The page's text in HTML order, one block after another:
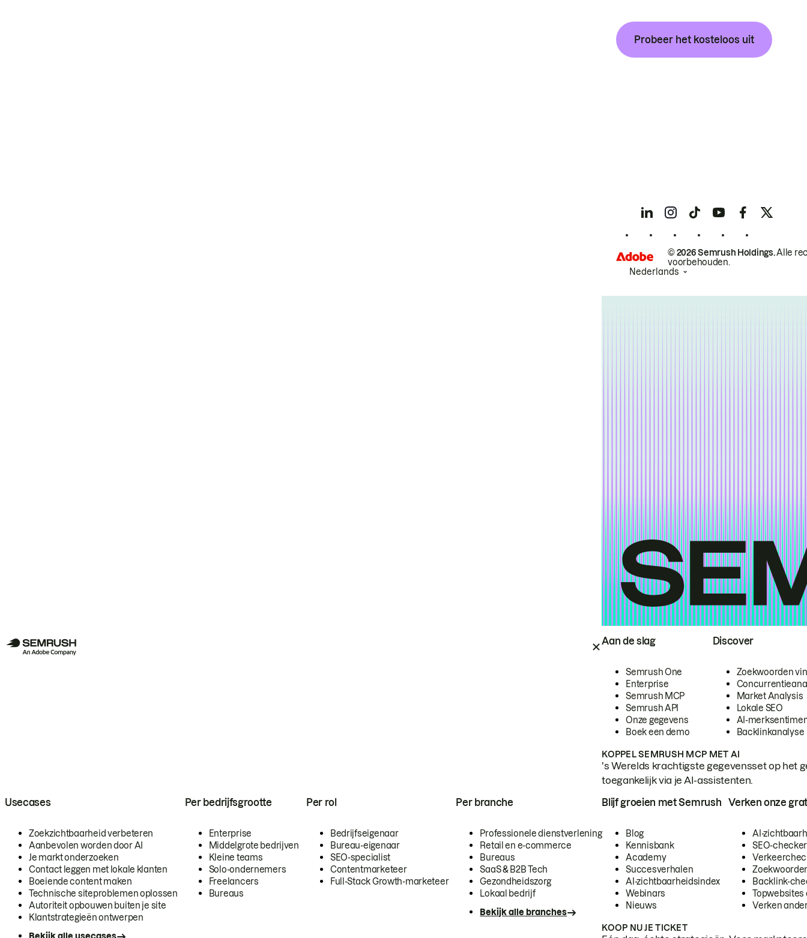
Aan de slag
Semrush One
Enterprise
Semrush MCP
Semrush API
Onze gegevens
Boek een demo
Discover
Zoekwoorden
Market Analysis
Lokale SEO
AI-
Backlinkanalyse
KOPPEL SEMRUSH MCP MET AI
's Werelds krachtigste gegevensset op het
toegankelijk via je AI-assistenten.
Usecases
Zoekzichtbaarheid verbeteren
Aanbevolen worden door AI
Je markt onderzoeken
Contact leggen met lokale klanten
Boeiende content maken
Technische siteproblemen oplossen
Autoriteit opbouwen buiten je site
Klantstrategieën ontwerpen
Per bedrijfsgrootte
Enterprise
Middelgrote bedrijven
Kleine teams
Solo-ondernemers
Freelancers
Bureaus
Per rol
Bedrijfseigenaar
Bureau-eigenaar
SEO-specialist
Contentmarketeer
Full-Stack Growth-marketeer
Per branche
Professionele dienstverlening
Retail en e-commerce
Bureaus
SaaS & B2B Tech
Gezondheidszorg
Lokaal bedrijf
Bekijk alle branches
Blijf groeien met Semrush
Blog
Kennisbank
Academy
Succesverhalen
AI-zichtbaarheidsindex
Webinars
Nieuws
Verken onze
AI-
SEO-checker
Backlink-
Topwebsites
Verken
KOOP NU JE TICKET
Probeer het kosteloos uit
© 2026 Semrush Holdings.Alle
voorbehouden.
Nederlands